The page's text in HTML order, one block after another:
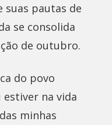
suas pautas de
se consolida
de outubro.
do povo
estiver na vida
minhas